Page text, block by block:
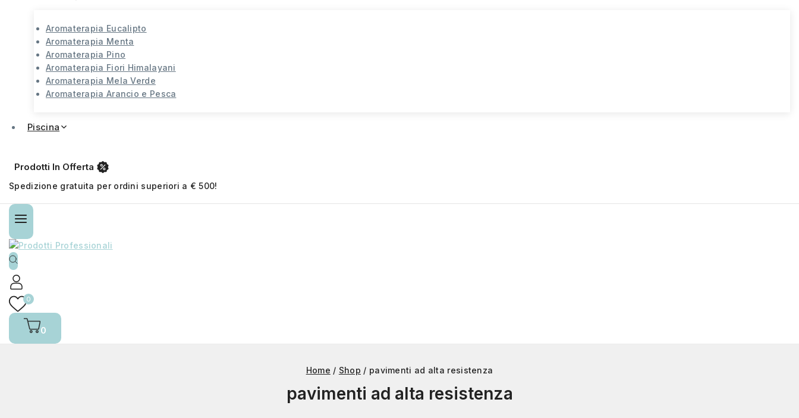
Aromaterapia Eucalipto
Aromaterapia Menta
Aromaterapia Pino
Aromaterapia Fiori Himalayani
Aromaterapia Mela Verde
Aromaterapia Arancio e Pesca
Piscina
Prodotti In Offerta
Spedizione gratuita per ordini superiori a € 500!
0
0
Home / Shop / pavimenti ad alta resistenza
pavimenti ad alta resistenza